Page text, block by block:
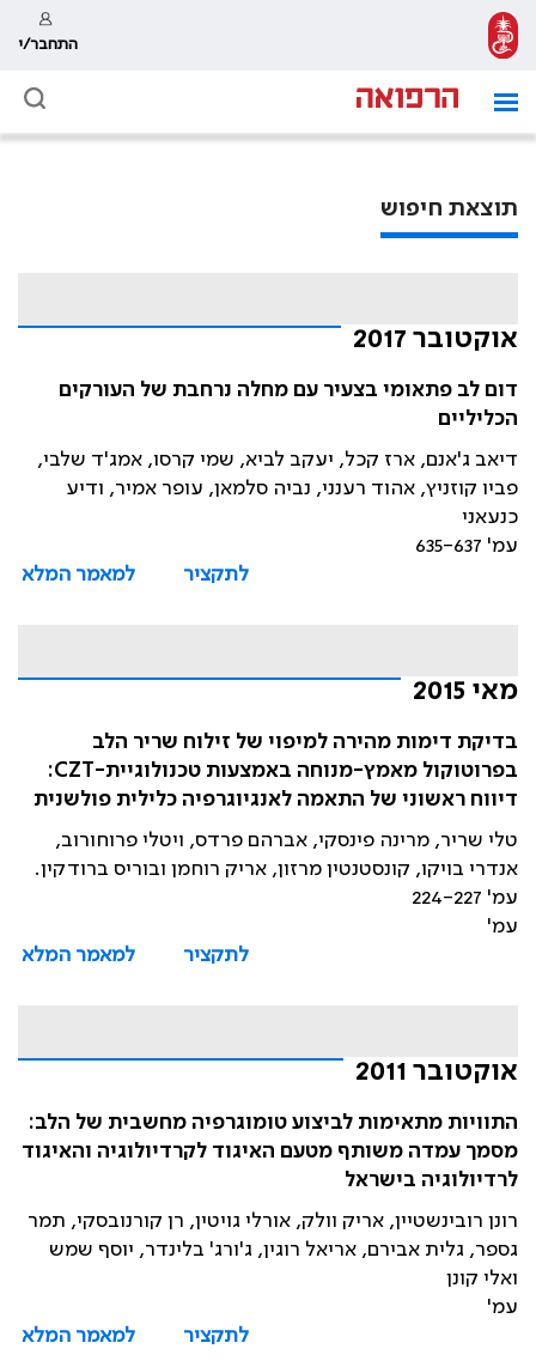
התחבר/י
תוצאת חיפוש
אוקטובר 2017
דום לב פתאומי בצעיר עם מחלה נרחבת של העורקים
הכליליים
דיאב ג'אנם, ארז קכל, יעקב לביא, שמי קרסו, אמג'ד שלבי,
פביו קוזניץ, אהוד רענני, נביה סלמאן, עופר אמיר, ודיע
כנעאני
עמ' 635-637
לתקציר
למאמר המלא
מאי 2015
בדיקת דימות מהירה למיפוי של זילוח שריר הלב
בפרוטוקול מאמץ-מנוחה באמצעות טכנולוגיית-CZT:
דיווח ראשוני של התאמה לאנגיוגרפיה כלילית פולשנית
טלי שריר, מרינה פינסקי, אברהם פרדס, ויטלי פרוחורוב,
אנדרי בויקו, קונסטנטין מרזון, אריק רוחמן ובוריס ברודקין.
עמ' 224-227
עמ'
לתקציר
למאמר המלא
אוקטובר 2011
התוויות מתאימות לביצוע טומוגרפיה מחשבית של הלב:
מסמך עמדה משותף מטעם האיגוד לקרדיולוגיה והאיגוד
לרדיולוגיה בישראל
רונן רובינשטיין, אריק וולק, אורלי גויטין, רן קורנובסקי, תמר
גספר, גלית אבירם, אריאל רוגין, ג'ורג' בלינדר, יוסף שמש
ואלי קונן
עמ'
לתקציר
למאמר המלא